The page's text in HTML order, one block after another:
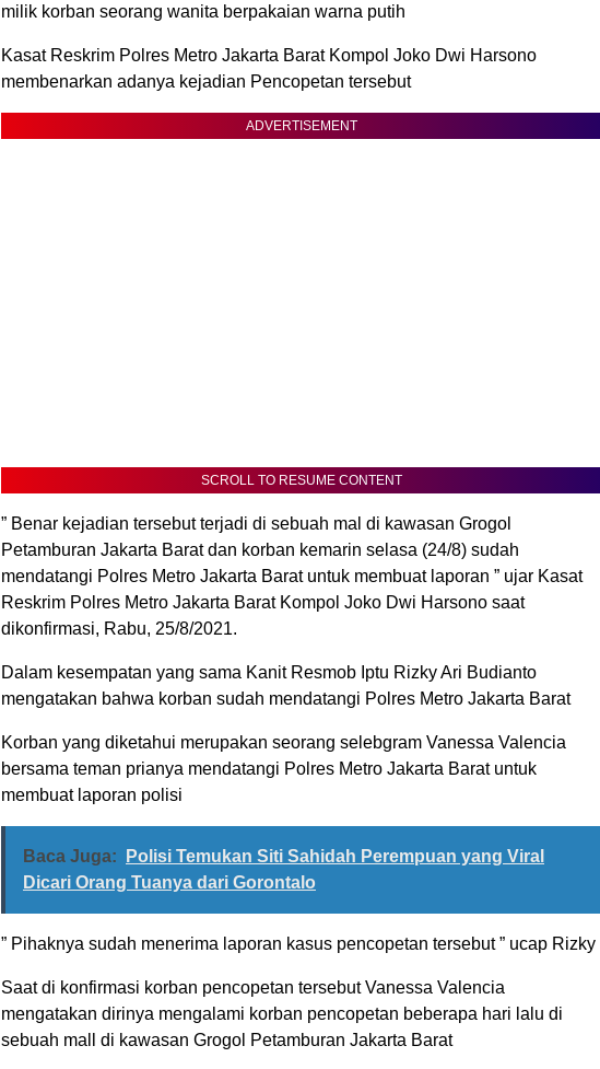
milik korban seorang wanita berpakaian warna putih
Kasat Reskrim Polres Metro Jakarta Barat Kompol Joko Dwi Harsono
membenarkan adanya kejadian Pencopetan tersebut
ADVERTISEMENT
SCROLL TO RESUME CONTENT
” Benar kejadian tersebut terjadi di sebuah mal di kawasan Grogol
Petamburan Jakarta Barat dan korban kemarin selasa (24/8) sudah
mendatangi Polres Metro Jakarta Barat untuk membuat laporan ” ujar Kasat
Reskrim Polres Metro Jakarta Barat Kompol Joko Dwi Harsono saat
dikonfirmasi, Rabu, 25/8/2021.
Dalam kesempatan yang sama Kanit Resmob Iptu Rizky Ari Budianto
mengatakan bahwa korban sudah mendatangi Polres Metro Jakarta Barat
Korban yang diketahui merupakan seorang selebgram Vanessa Valencia
bersama teman prianya mendatangi Polres Metro Jakarta Barat untuk
membuat laporan polisi
Baca Juga:
Polisi Temukan Siti Sahidah Perempuan yang Viral
Dicari Orang Tuanya dari Gorontalo
” Pihaknya sudah menerima laporan kasus pencopetan tersebut ” ucap Rizky
Saat di konfirmasi korban pencopetan tersebut Vanessa Valencia
mengatakan dirinya mengalami korban pencopetan beberapa hari lalu di
sebuah mall di kawasan Grogol Petamburan Jakarta Barat